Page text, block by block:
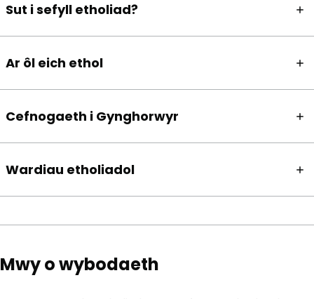
Sut i sefyll etholiad?
Ar ôl eich ethol
Cefnogaeth i Gynghorwyr
Wardiau etholiadol
Mwy o wybodaeth